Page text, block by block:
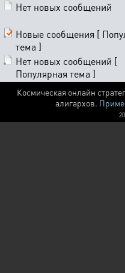
Нет новых сообщений
Новые сообщения [
тема ]
Нет новых сообщений [
Популярная тема ]
Космическая онлайн
алигархов.